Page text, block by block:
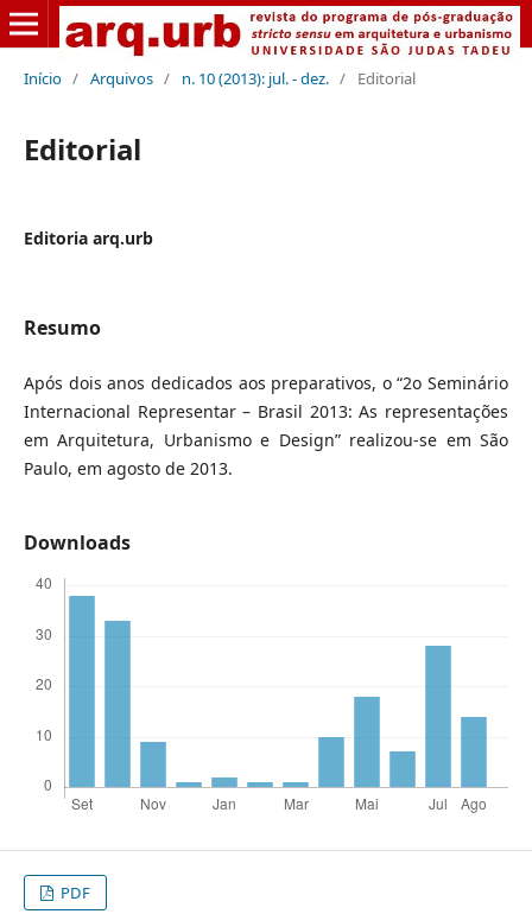
Início / Arquivos / n. 10 (2013): jul. - dez. / Editorial
Editorial
Editoria arq.urb
Resumo
Após dois anos dedicados aos preparativos, o “2o Seminário
Internacional Representar – Brasil 2013: As representações
em Arquitetura, Urbanismo e Design” realizou-se em São
Paulo, em agosto de 2013.
Downloads
PDF